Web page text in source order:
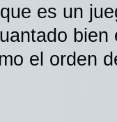
es un
el orden